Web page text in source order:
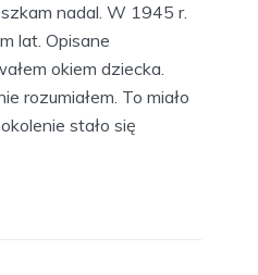
nadal. W 1945 r.
lat. Opisane
okiem dziecka.
rozumiałem. To miało
stało się